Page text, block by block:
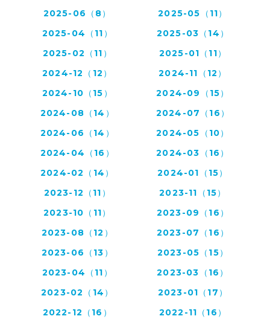
2025-06（8）
2025-05（11）
2025-04（11）
2025-03（14）
2025-02（11）
2025-01（11）
2024-12（12）
2024-11（12）
2024-10（15）
2024-09（15）
2024-08（14）
2024-07（16）
2024-06（14）
2024-05（10）
2024-04（16）
2024-03（16）
2024-02（14）
2024-01（15）
2023-12（11）
2023-11（15）
2023-10（11）
2023-09（16）
2023-08（12）
2023-07（16）
2023-06（13）
2023-05（15）
2023-04（11）
2023-03（16）
2023-02（14）
2023-01（17）
2022-12（16）
2022-11（16）